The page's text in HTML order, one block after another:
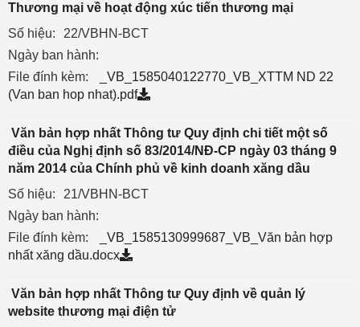
Thương mại về hoạt động xúc tiến thương mại
Số hiệu:
22/VBHN-BCT
Ngày ban hành:
File đính kèm:
_VB_1585040122770_VB_XTTM ND 22
(Van ban hop nhat).pdf
Văn bản hợp nhất Thông tư Quy định chi tiết một số
điều của Nghị định số 83/2014/NĐ-CP ngày 03 tháng 9
năm 2014 của Chính phủ về kinh doanh xăng dầu
Số hiệu:
21/VBHN-BCT
Ngày ban hành:
File đính kèm:
_VB_1585130999687_VB_Văn bản hợp
nhất xăng dầu.docx
Văn bản hợp nhất Thông tư Quy định về quản lý
website thương mại điện tử